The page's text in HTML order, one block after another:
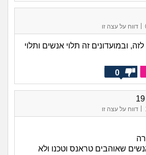
| דווח על עצה זו
ובמועדונים זה תלוי אנשים ותלוי
0
דווח על עצה זו
שאוהבים טראנס וטכנו ולא